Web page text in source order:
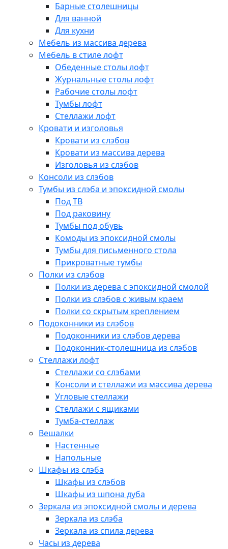
Барные столешницы
Для ванной
Для кухни
Мебель из массива дерева
Мебель в стиле лофт
Обеденные столы лофт
Журнальные столы лофт
Рабочие столы лофт
Тумбы лофт
Стеллажи лофт
Кровати и изголовья
Кровати из слэбов
Кровати из массива дерева
Изголовья из слэбов
Консоли из слэбов
Тумбы из слэба и эпоксидной смолы
Под ТВ
Под раковину
Тумбы под обувь
Комоды из эпоксидной смолы
Тумбы для письменного стола
Прикроватные тумбы
Полки из слэбов
Полки из дерева с эпоксидной смолой
Полки из слэбов с живым краем
Полки со скрытым креплением
Подоконники из слэбов
Подоконники из слэбов дерева
Подоконник-столешница из слэбов
Стеллажи лофт
Стеллажи со слэбами
Консоли и стеллажи из массива дерева
Угловые стеллажи
Стеллажи с ящиками
Тумба-стеллаж
Вешалки
Настенные
Напольные
Шкафы из слэба
Шкафы из слэбов
Шкафы из шпона дуба
Зеркала из эпоксидной смолы и дерева
Зеркала из слэба
Зеркала из спила дерева
Часы из дерева